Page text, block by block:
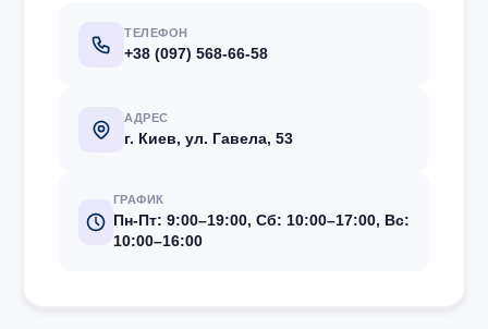
ТЕЛЕФОН
+38 (097) 568-66-58
АДРЕС
г. Киев, ул. Гавела, 53
ГРАФИК
Пн-Пт: 9:00–19:00, Сб: 10:00–17:00, Вс:
10:00–16:00